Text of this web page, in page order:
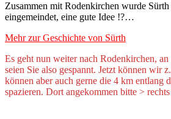
Zusammen mit Rodenkirchen wurde
eingemeindet, eine gute Idee !?…
Mehr zur Geschichte von Sürth
Es geht nun weiter nach Rodenkirchen,
seien Sie also gespannt. Jetzt können wir
können aber auch gerne die 4 km entlang
spazieren. Dort angekommen bitte >